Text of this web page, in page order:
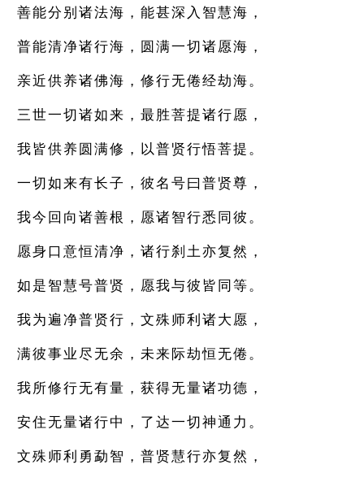
善能分别诸法海，能甚深入智慧海，
普能清净诸行海，圆满一切诸愿海，
亲近供养诸佛海，修行无倦经劫海。
三世一切诸如来，最胜菩提诸行愿，
我皆供养圆满修，以普贤行悟菩提。
一切如来有长子，彼名号曰普贤尊，
我今回向诸善根，愿诸智行悉同彼。
愿身口意恒清净，诸行刹土亦复然，
如是智慧号普贤，愿我与彼皆同等。
我为遍净普贤行，文殊师利诸大愿，
满彼事业尽无余，未来际劫恒无倦。
我所修行无有量，获得无量诸功德，
安住无量诸行中，了达一切神通力。
文殊师利勇勐智，普贤慧行亦复然，